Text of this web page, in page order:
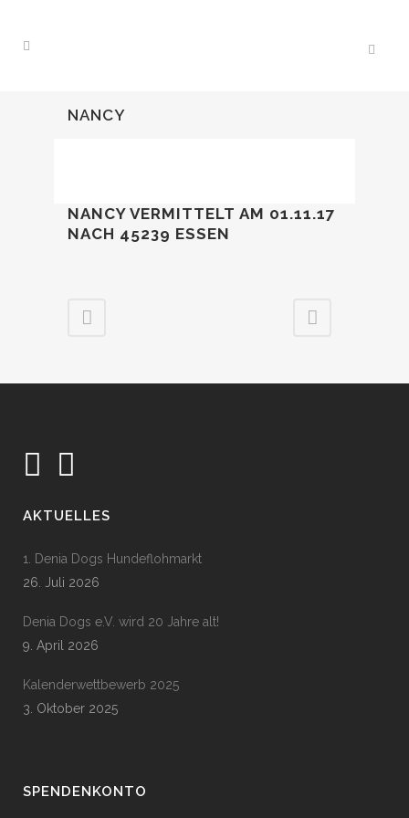
NANCY
NANCY VERMITTELT AM 01.11.17
NACH 45239 ESSEN
AKTUELLES
1. Denia Dogs Hundeflohmarkt
26. Juli 2026
Denia Dogs e.V. wird 20 Jahre alt!
9. April 2026
Kalenderwettbewerb 2025
3. Oktober 2025
SPENDENKONTO